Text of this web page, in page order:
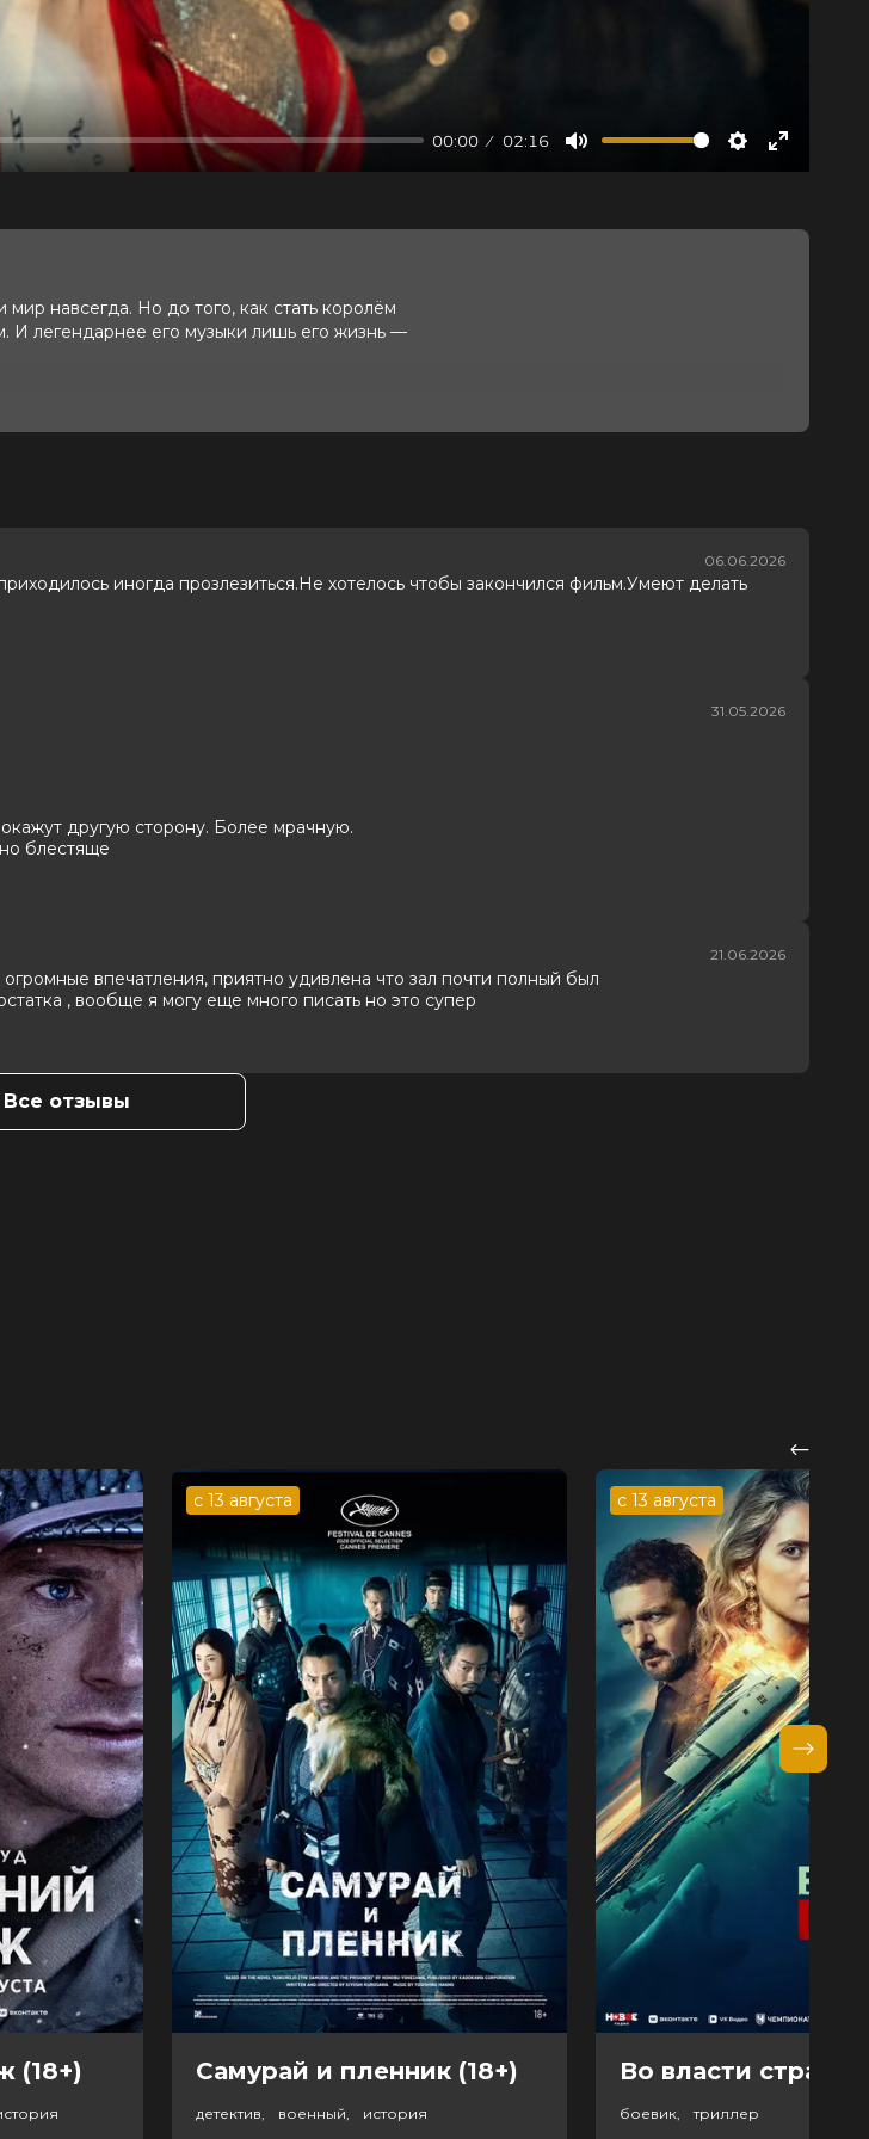
00:00 02:16
Mute Settings
Enter
навсегда. Но до того, как стать королём
легендарнее его музыки лишь его жизнь —
Дерек
06.06.2026
иногда прозлезиться.Не хотелось чтобы закончился фильм.Умеют делать
31.05.2026
другую сторону. Более мрачную.
блестяще
21.06.2026
впечатления, приятно удивлена что зал почти полный был
, вообще я могу еще много писать но это супер
Все отзывы
(18+)
с 13 августа
Самурай и пленник (18+)
детектив, военный, история
с 13 августа
Во власти страха
боевик, триллер